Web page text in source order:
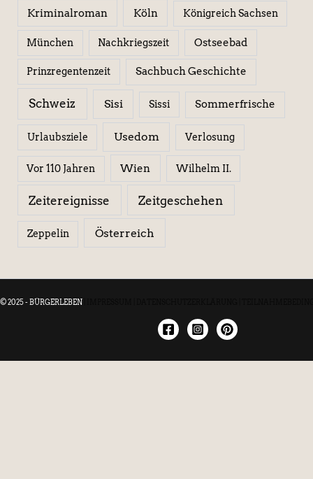
Kriminalroman Köln Königreich Sachsen
München Nachkriegszeit Ostseebad
Prinzregentenzeit Sachbuch Geschichte
Schweiz Sisi Sissi Sommerfrische
Urlaubsziele Usedom Verlosung
Vor 110 Jahren Wien Wilhelm II.
Zeitereignisse Zeitgeschehen
Zeppelin Österreich
© 2025 - BÜRGERLEBEN